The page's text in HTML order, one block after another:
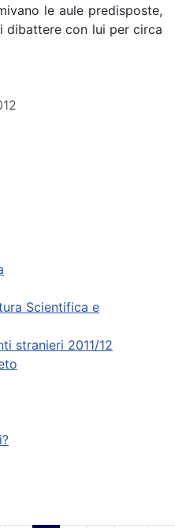
le aule predisposte,
dibattere con lui per circa
Scientifica e
stranieri 2011/12